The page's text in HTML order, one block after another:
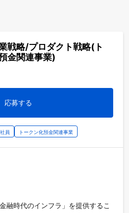
戦略/プロダクト戦略(ト
金関連事業)
応募する
員 トークン化預金関連事業
融時代のインフラ」を提供するこ